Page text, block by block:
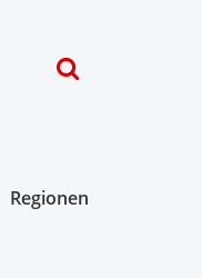
Regionen